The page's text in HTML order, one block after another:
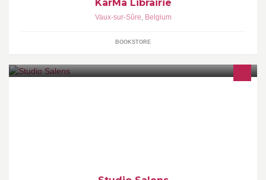
KarMa Librairie
Vaux-sur-Sûre, Belgium
BOOKSTORE